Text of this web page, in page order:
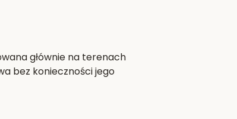
głównie na terenach
bez konieczności jego